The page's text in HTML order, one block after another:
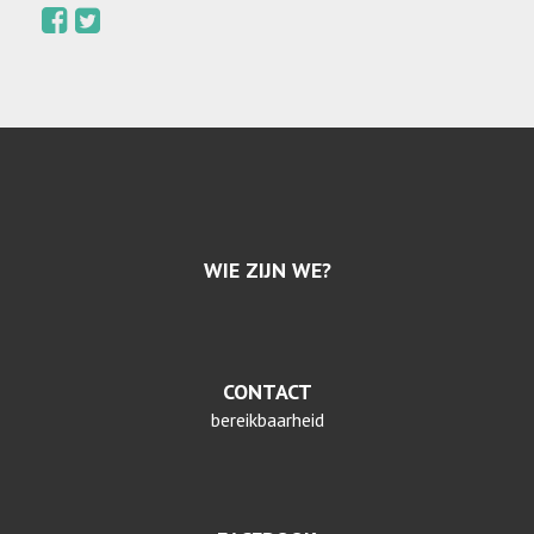
WIE ZIJN WE?
CONTACT
bereikbaarheid